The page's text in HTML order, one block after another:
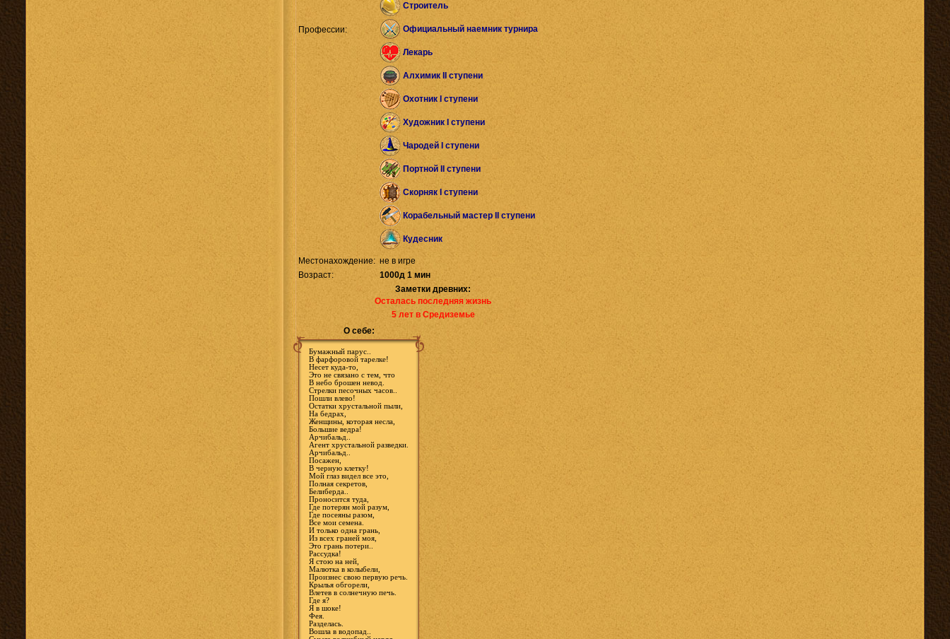
Профессии:
Строитель
Официальный наемник турнира
Лекарь
Алхимик II ступени
Охотник I ступени
Художник I ступени
Чародей I ступени
Портной II ступени
Скорняк I ступени
Корабельный мастер II ступени
Кудесник
Местонахождение: не в игре
Возраст:
1000д 1 мин
Заметки древних:
Осталась последняя жизнь
5 лет в Средиземье
О себе:
Бумажный парус..
В фарфоровой тарелке!
Несет куда-то,
Это не связано с тем, что
В небо брошен невод.
Стрелки песочных часов..
Пошли влево!
Остатки хрустальной пыли,
На бедрах,
Женщины, которая несла,
Большие ведра!
Арчибальд..
Агент хрустальной разведки.
Арчибальд..
Посажен,
В черную клетку!
Мой глаз видел все это,
Полная секретов,
Белиберда..
Проносится туда,
Где потерян мой разум,
Где посеяны разом,
Все мои семена.
И только одна грань,
Из всех граней моя,
Это грань потери..
Рассудка!
Я стою на ней,
Малютка в колыбели,
Произнес свою первую речь.
Крылья обгорели,
Влетев в солнечную печь.
Где я?
Я в шоке!
Фея.
Разделась.
Вошла в водопад..